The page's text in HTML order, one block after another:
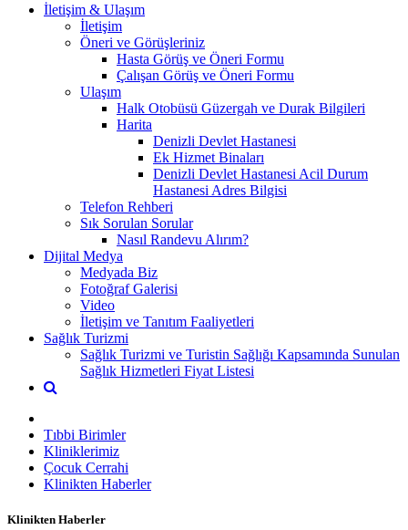
İletişim & Ulaşım
İletişim
Öneri ve Görüşleriniz
Hasta Görüş ve Öneri Formu
Çalışan Görüş ve Öneri Formu
Ulaşım
Halk Otobüsü Güzergah ve Durak Bilgileri
Harita
Denizli Devlet Hastanesi
Ek Hizmet Binaları
Denizli Devlet Hastanesi Acil Durum
Hastanesi Adres Bilgisi
Telefon Rehberi
Sık Sorulan Sorular
Nasıl Randevu Alırım?
Dijital Medya
Medyada Biz
Fotoğraf Galerisi
Video
İletişim ve Tanıtım Faaliyetleri
Sağlık Turizmi
Sağlık Turizmi ve Turistin Sağlığı Kapsamında Sunulan
Sağlık Hizmetleri Fiyat Listesi
Tıbbi Birimler
Kliniklerimiz
Çocuk Cerrahi
Klinikten Haberler
Klinikten Haberler